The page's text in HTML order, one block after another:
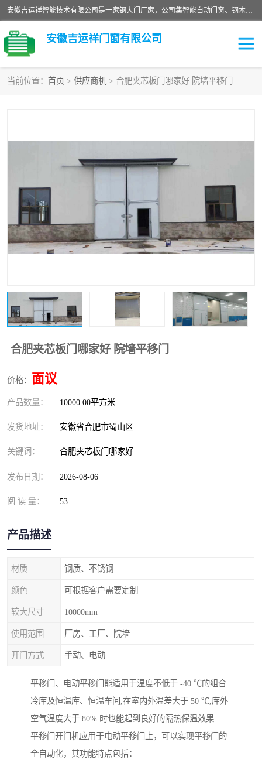
安徽吉运祥智能技术有限公司是一家钢大门厂家，公司集智能自动门窗、钢木门、特种门窗、工业门窗、图集门窗、定制门窗、非标门窗等通道产品的研发设计、制作、安装于一体的综合性、性高新技术企业。
安徽吉运祥门窗有限公司
当前位置： 首页 > 供应商机 > 合肥夹芯板门哪家好 院墙平移门
合肥夹芯板门哪家好 院墙平移门
价格： 面议
产品数量： 10000.00平方米
发货地址： 安徽省合肥市蜀山区
关键词： 合肥夹芯板门哪家好
发布日期： 2026-08-06
阅 读 量： 53
产品描述
材质 钢质、不锈钢
颜色 可根据客户需要定制
较大尺寸 10000mm
使用范围 厂房、工厂、院墙
开门方式 手动、电动
平移门、电动平移门能适用于温度不低于 -40 ℃的组合
冷库及恒温库、恒温车间,在室内外温差大于 50 ℃,库外
空气温度大于 80% 时也能起到良好的隔热保温效果.
平移门开门机应用于电动平移门上，可以实现平移门的
全自动化，其功能特点包括：
工业电动折叠门 钢木门
安全逃生门
工业平开门 监狱门及监狱设备
变压器室配电房门 钢大门厂家